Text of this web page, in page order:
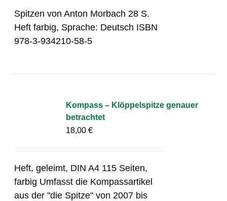
Spitzen von Anton Morbach 28 S.
Heft farbig, Sprache: Deutsch ISBN
978-3-934210-58-5
Kompass – Klöppelspitze genauer
betrachtet
18,00€
Heft, geleimt, DIN A4 115 Seiten,
farbig Umfasst die Kompassartikel
aus der "die Spitze" von 2007 bis